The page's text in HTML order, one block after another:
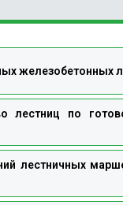
железобетонных
лестниц по
лестничных